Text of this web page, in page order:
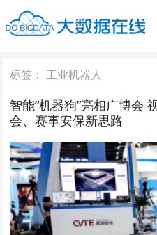
标签：工业机器人
智能“机器狗”亮相广博会
会、赛事安保新思路